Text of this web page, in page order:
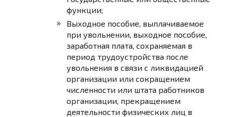
функции;
Выходное пособие, выплачиваемое
при увольнении, выходное пособие,
заработная плата, сохраняемая в
период трудоустройства после
увольнения в связи с ликвидацией
организации или сокращением
численности или штата работников
организации, прекращением
деятельности физических лиц в